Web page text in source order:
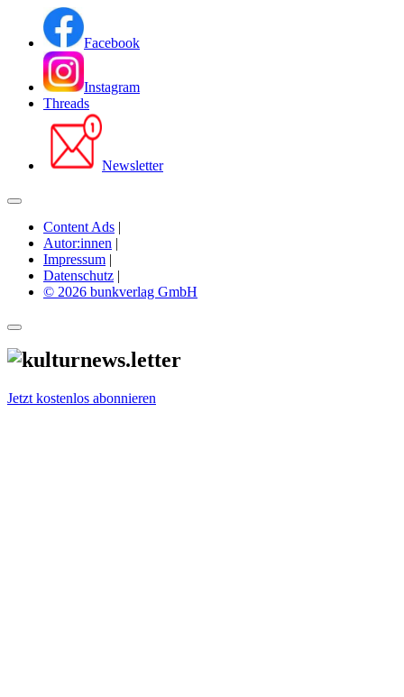
Facebook
Instagram
Threads
Newsletter
Content Ads |
Autor:innen |
Impressum |
Datenschutz |
© 2026 bunkverlag GmbH
Jetzt kostenlos abonnieren